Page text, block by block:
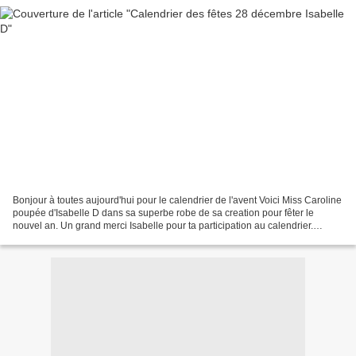
Bonjour à toutes aujourd'hui pour le calendrier de l'avent Voici Miss Caroline
poupée d'Isabelle D dans sa superbe robe de sa creation pour fêter le
nouvel an. Un grand merci Isabelle pour ta participation au calendrier.